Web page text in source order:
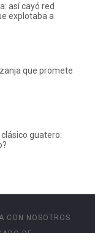
así cayó red
explotaba a
que promete
clásico guatero:
CON NOSOTROS